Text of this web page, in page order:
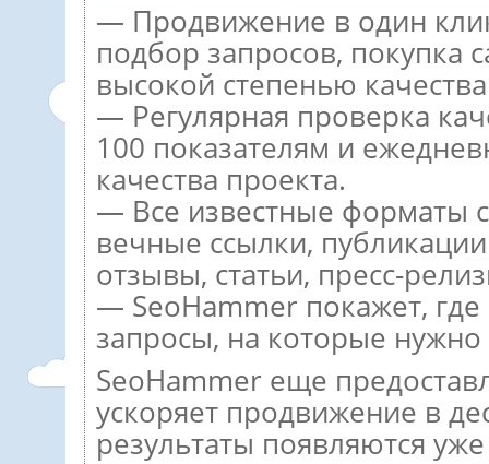
— Продвижение в один
подбор запросов, покупка
высокой степенью
— Регулярная проверка
100 показателям и
качества проекта.
— Все известные форматы
вечные ссылки,
отзывы, статьи, пресс-
— SeoHammer покажет,
запросы, на которые
SeoHammer еще
ускоряет продвижение в
результаты появляются